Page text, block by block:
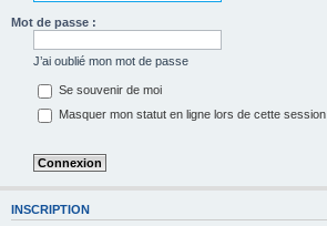
Mot de passe :
J’ai oublié mon mot de passe
Se souvenir de moi
Masquer mon statut en ligne lors de cette session
INSCRIPTION